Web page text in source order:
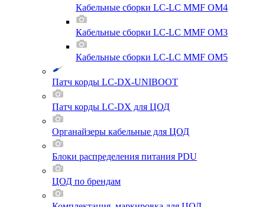
Кабельные сборки LC-LC MMF OM4
Кабельные сборки LC-LC MMF OM3
Кабельные сборки LC-LC MMF OM5
Патч корды LC-DX-UNIBOOT
Патч корды LC-DX для ЦОД
Органайзеры кабельные для ЦОД
Блоки распределения питания PDU
ЦОД по брендам